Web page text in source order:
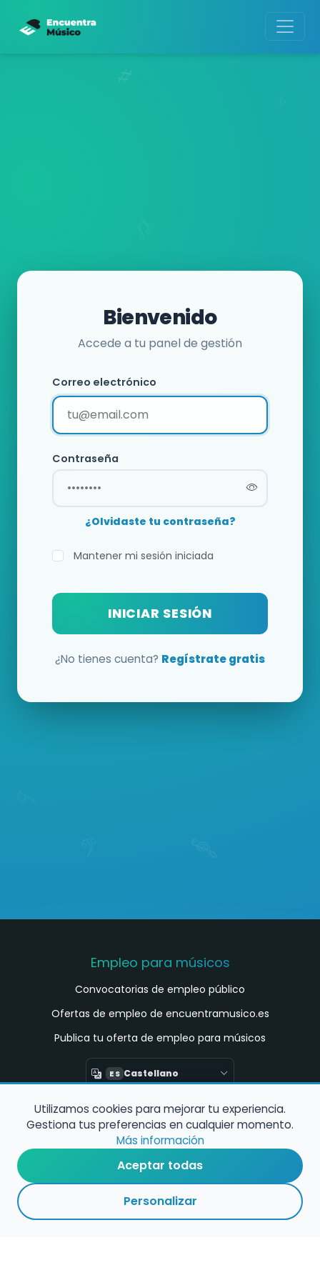
Bienvenido
Accede a tu panel de gestión
Correo electrónico
Contraseña
¿Olvidaste tu contraseña?
Mantener mi sesión iniciada
INICIAR SESIÓN
¿No tienes cuenta? Regístrate gratis
Empleo para músicos
Convocatorias de empleo público
Ofertas de empleo de encuentramusico.es
Publica tu oferta de empleo para músicos
ES Castellano
Encuentra Músico
Buscador de Músicos
Encuentra Pianista Acompañante
Asesoría para músicos y docentes
Utilizamos cookies para mejorar tu experiencia.
Gestiona tus preferencias en cualquier momento.
Más información
Aceptar todas
Personalizar